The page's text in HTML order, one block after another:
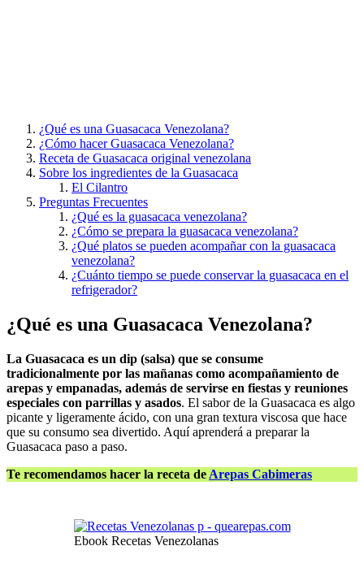
¿Qué es una Guasacaca Venezolana?
¿Cómo hacer Guasacaca Venezolana?
Receta de Guasacaca original venezolana
Sobre los ingredientes de la Guasacaca
El Cilantro
Preguntas Frecuentes
¿Qué es la guasacaca venezolana?
¿Cómo se prepara la guasacaca venezolana?
¿Qué platos se pueden acompañar con la guasacaca
venezolana?
¿Cuánto tiempo se puede conservar la guasacaca en el
refrigerador?
¿Qué es una Guasacaca Venezolana?
La Guasacaca es un dip (salsa) que se consume
tradicionalmente por las mañanas como acompañamiento de
arepas y empanadas, además de servirse en fiestas y reuniones
especiales con parrillas y asados. El sabor de la Guasacaca es algo
picante y ligeramente ácido, con una gran textura viscosa que hace
que su consumo sea divertido. Aquí aprenderá a preparar la
Guasacaca paso a paso.
Te recomendamos hacer la receta de Arepas Cabimeras
Ebook Recetas Venezolanas